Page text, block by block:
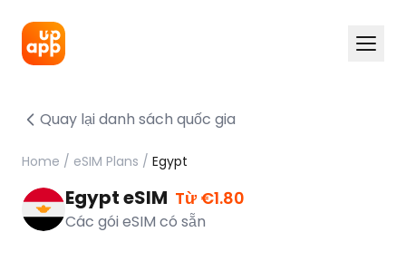
Quay lại danh sách quốc gia
Home / eSIM Plans / Egypt
Egypt eSIM Từ €1.80
Các gói eSIM có sẵn